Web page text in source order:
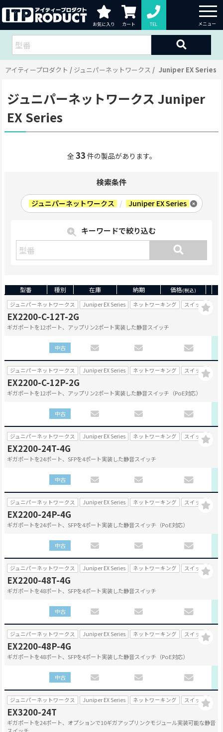
お気に入り カート TEL
アイティープロダクト ジュニパーネットワークス Juniper EX Series
ジュニパーネットワークス Juniper
EX Series
全 33 件の製品があります。
検索条件
ジュニパーネットワークス / Juniper EX Series
キーワードで絞り込む
型番 種別 在庫 納期 価格(税込)
ジュニパーネットワークス Juniper EX Series ネットワーキング スイッチ
EX2200-C-12T-2G
ギガポートを12ポート、アップリン2ポート実装した静音スイッチ
中古
ジュニパーネットワークス Juniper EX Series ネットワーキング スイッチ
EX2200-C-12P-2G
ギガポートを12ポート、アップリン2ポート実装した静音スイッチ（PoE対応）
中古
ジュニパーネットワークス Juniper EX Series ネットワーキング スイッチ
EX2200-24T-4G
ギガポートを24ポート、SFPを4ポート実装した静音スイッチ
中古
ジュニパーネットワークス Juniper EX Series ネットワーキング スイッチ
EX2200-24P-4G
ギガポートを24ポート、SFPを4ポート実装した静音スイッチ（PoE対応）
中古
ジュニパーネットワークス Juniper EX Series ネットワーキング スイッチ
EX2200-48T-4G
ギガポートを48ポート、SFPを4ポート実装した静音スイッチ
中古
ジュニパーネットワークス Juniper EX Series ネットワーキング スイッチ
EX2200-48P-4G
ギガポートを48ポート、SFPを4ポート実装した静音スイッチ（PoE対応）
中古
ジュニパーネットワークス Juniper EX Series ネットワーキング スイッチ
EX3200-24T
ギガポートを24ポート、オプションで10ギガアップリンクモジュール実装可能な静音